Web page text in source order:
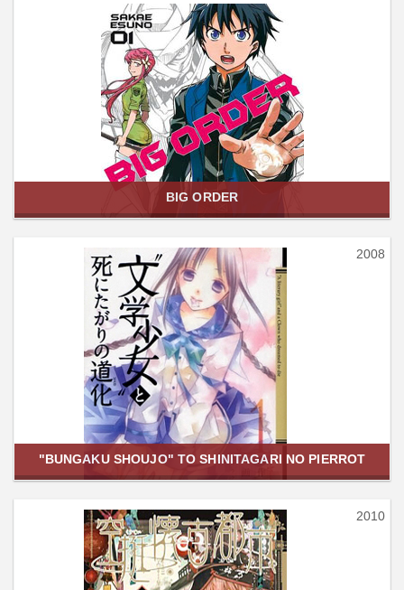
BIG ORDER
2008
"BUNGAKU SHOUJO" TO SHINITAGARI NO PIERROT
2010